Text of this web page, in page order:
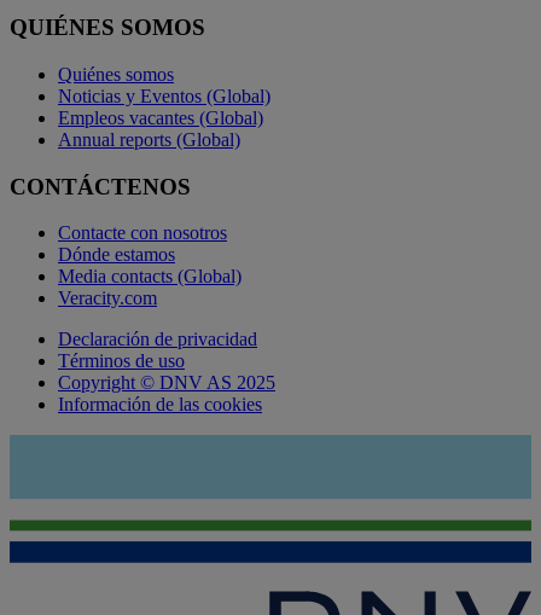
QUIÉNES SOMOS
Quiénes somos
Noticias y Eventos (Global)
Empleos vacantes (Global)
Annual reports (Global)
CONTÁCTENOS
Contacte con nosotros
Dónde estamos
Media contacts (Global)
Veracity.com
Declaración de privacidad
Términos de uso
Copyright © DNV AS 2025
Información de las cookies